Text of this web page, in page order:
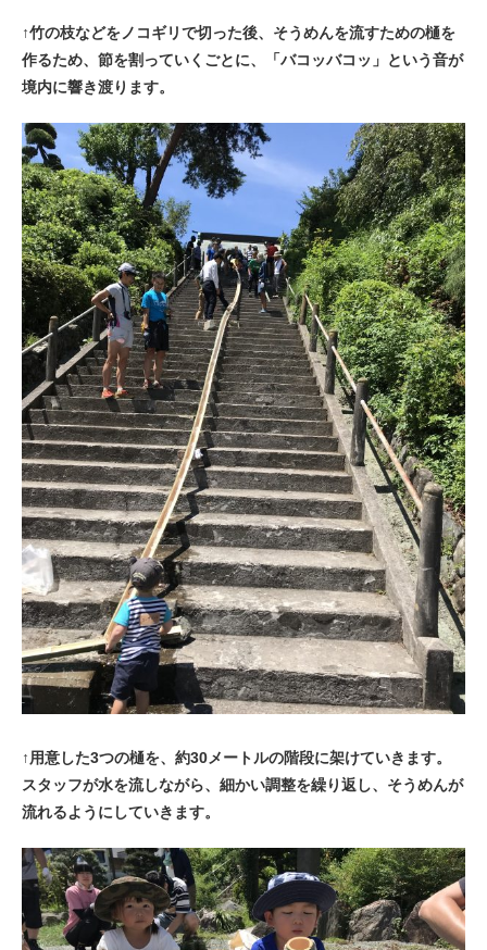
↑竹の枝などをノコギリで切った後、そうめんを流すための樋を
作るため、節を割っていくごとに、「バコッバコッ」という音が
境内に響き渡ります。
↑用意した3つの樋を、約30メートルの階段に架けていきます。
スタッフが水を流しながら、細かい調整を繰り返し、そうめんが
流れるようにしていきます。